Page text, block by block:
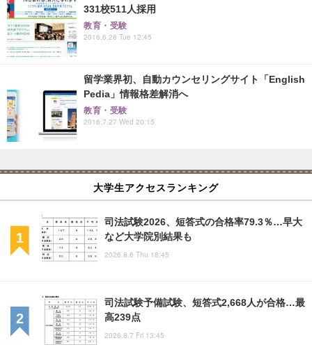
331校511人採用
教育・受験
2016.6.28 Tue 12:45
留学業界初、自動カウンセリングサイト「English
Pedia」情報格差解消へ
教育・受験
2016.7.27 Wed 20:15
大学生アクセスランキング
司法試験2026、短答式の合格率79.3％…早大
など大学院別結果も
2026.8.6 Thu 18:45
司法試験予備試験、短答式2,668人が合格…最
高239点
2026.8.7 Fri 13:45